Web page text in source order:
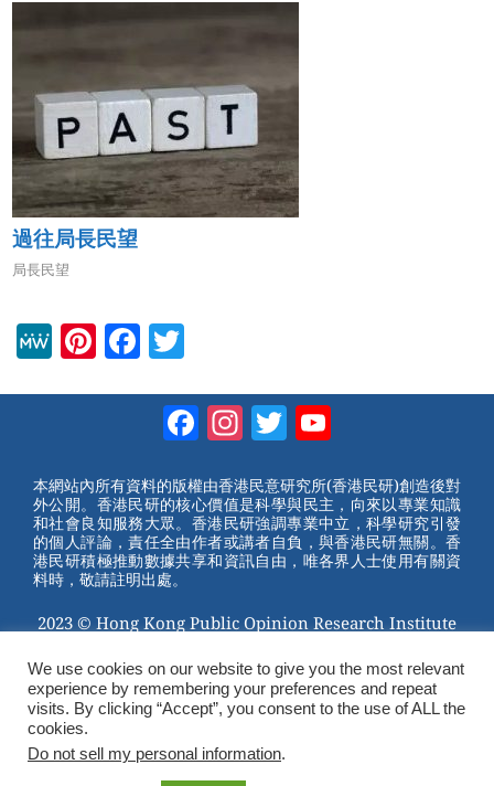
過往局長民望
局長民望
M
Pi
st
F
b
o
o
k
tt
er
Facebook
Instagram
Twitter
本網站內所有資料的版權由香港民意研究所(香港民研)創造後對
外公開。香港民研的核心價值是科學與民主，向來以專業知識
和社會良知服務大眾。香港民研強調專業中立，科學研究引發
的個人評論，責任全由作者或講者自負，與香港民研無關。香
港民研積極推動數據共享和資訊自由，唯各界人士使用有關資
料時，敬請註明出處。
2023 © Hong Kong Public Opinion Research Institute